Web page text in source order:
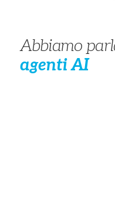
Abbiamo
agenti AI